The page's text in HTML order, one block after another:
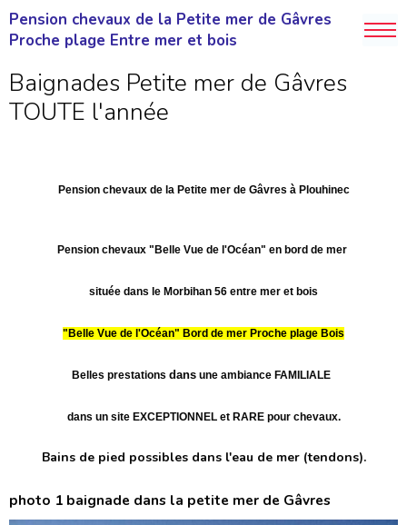
Pension chevaux de la Petite mer de Gâvres
Proche plage Entre mer et bois
Baignades Petite mer de Gâvres
TOUTE l'année
Pension chevaux de la Petite mer de Gâvres à Plouhinec
Pension chevaux "Belle Vue de l'Océan" en bord de mer
située dans le Morbihan 56 entre mer et bois
"Belle Vue de l'Océan" Bord de mer Proche plage Bois
Belles prestations dansune ambiance FAMILIALE
dans un site EXCEPTIONNEL et RARE pour chevaux.
Bains de pied possibles dans l'eau de mer (tendons).
photo 1 baignade dans la petite mer de Gâvres